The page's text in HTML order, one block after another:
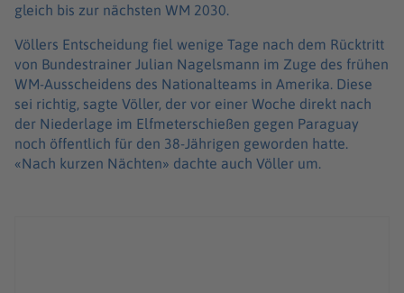
gleich bis zur nächsten WM 2030.
Völlers Entscheidung fiel wenige Tage nach dem Rücktritt
von Bundestrainer Julian Nagelsmann im Zuge des frühen
WM-Ausscheidens des Nationalteams in Amerika. Diese
sei richtig, sagte Völler, der vor einer Woche direkt nach
der Niederlage im Elfmeterschießen gegen Paraguay
noch öffentlich für den 38-Jährigen geworden hatte.
«Nach kurzen Nächten» dachte auch Völler um.